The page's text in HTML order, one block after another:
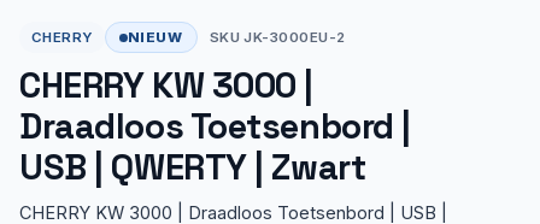
CHERRY NIEUW SKU JK-3000EU-2
CHERRY KW 3000 |
Draadloos Toetsenbord |
USB | QWERTY | Zwart
CHERRY KW 3000 | Draadloos Toetsenbord | USB |